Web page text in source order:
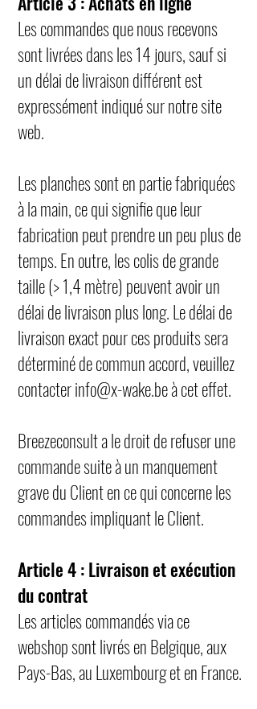
Les commandes que nous recevons
sont livrées dans les 14 jours, sauf si
un délai de livraison différent est
expressément indiqué sur notre site
web.
Les planches sont en partie fabriquées
à la main, ce qui signifie que leur
fabrication peut prendre un peu plus de
temps. En outre, les colis de grande
taille (> 1,4 mètre) peuvent avoir un
délai de livraison plus long. Le délai de
livraison exact pour ces produits sera
déterminé de commun accord, veuillez
contacterinfo@x-wake.beà cet effet.
Breezeconsult a le droit de refuser une
commande suite à un manquement
grave du Client en ce qui concerne les
commandes impliquant le Client.
Article 4 : Livraison et exécution
du contrat
Les articles commandés via ce
webshop sont livrés en Belgique, aux
Pays-Bas, au Luxembourg et en France.